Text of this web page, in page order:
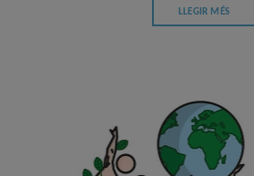
LLEGIR MÉS